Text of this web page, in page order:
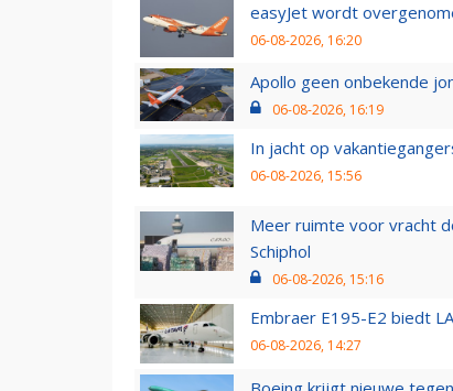
easyJet wordt
06-08-2026, 16:20
Apollo geen onbekende
06-08-2026, 16:19
In jacht op
06-08-2026, 15:56
Meer ruimte voor vracht
Schiphol
06-08-2026, 15:16
Embraer E195-E2 biedt
06-08-2026, 14:27